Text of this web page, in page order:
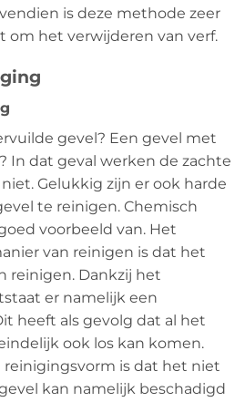
is deze methode zeer
om het verwijderen van verf.
gevel? Een gevel met
In dat geval werken de zachte
Gelukkig zijn er ook harde
te reinigen. Chemisch
voorbeeld van. Het
van reinigen is dat het
reinigen. Dankzij het
er namelijk een
heeft als gevolg dat al het
ook los kan komen.
reinigingsvorm is dat het niet
gevel kan namelijk beschadigd